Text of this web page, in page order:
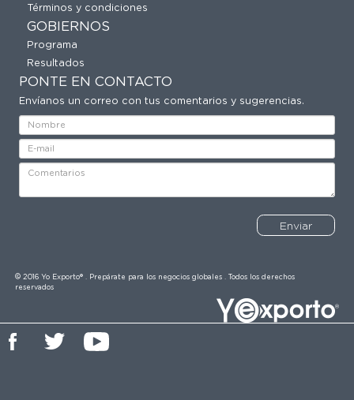
Términos y condiciones
GOBIERNOS
Programa
Resultados
PONTE EN CONTACTO
Envíanos un correo con tus comentarios y sugerencias.
Enviar
© 2016 Yo Exporto® . Prepárate para los negocios globales . Todos los derechos
reservados